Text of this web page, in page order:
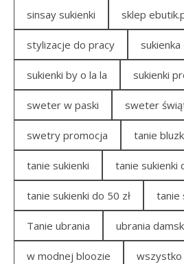
sinsay sukienki sklep
stylizacje do pracy
sukienki by o la la sukienki
sweter w paski sweter
swetry promocja tanie
tanie sukienki tanie sukienki
tanie sukienki do 50 zł tanie
Tanie ubrania ubrania
w modnej bloozie wszystko